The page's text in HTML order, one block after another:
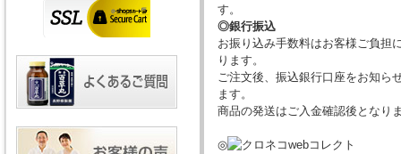
す。
◎銀行振込
お振り込み手数料はお客様ご負担
ります。
ご注文後、振込銀行口座をお知ら
ます。
商品の発送はご入金確認後となり
◎